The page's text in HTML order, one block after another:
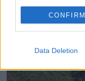
CONFIRM
Data Deletion